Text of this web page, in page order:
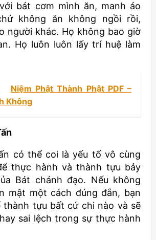
bát cơm mình ăn, manh áo
không ăn không ngồi rồi,
người khác. Họ không bao giờ
Họ luôn luôn lấy trí huệ làm
Niệm Phật Thành Phật PDF –
Không
có thể coi là yếu tố vô cùng
thực hành và thành tựu bảy
Bát chánh đạo. Nếu không
mật một cách đúng đắn, bạn
thành tựu bất cứ chi nào và sẽ
sai lệch trong sự thực hành